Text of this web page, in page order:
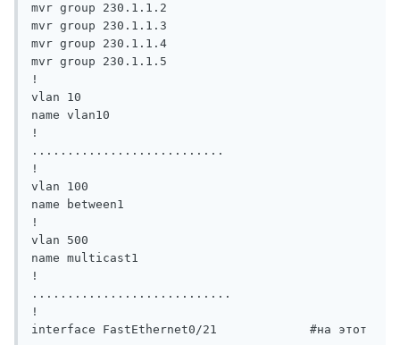
mvr group 230.1.1.2
mvr group 230.1.1.3
mvr group 230.1.1.4
mvr group 230.1.1.5
!
vlan 10
name vlan10
!
...........................
!
vlan 100
name between1
!
vlan 500
name multicast1
!
............................
!
interface FastEthernet0/21             #на этот